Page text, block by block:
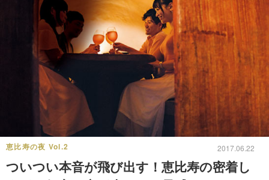
恵比寿の夜 Vol.2 2017.06.22
ついつい本音が飛び出す！恵比寿の密着し